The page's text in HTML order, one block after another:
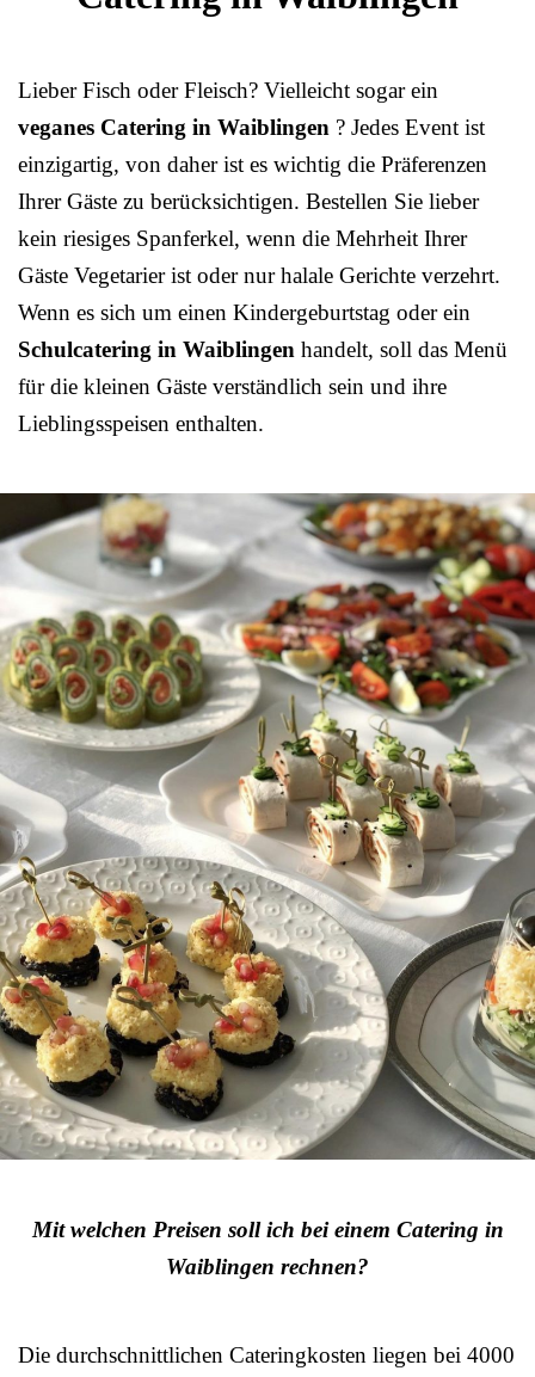
Lieber Fisch oder Fleisch? Vielleicht sogar ein
veganes Catering in Waiblingen ? Jedes Event ist
einzigartig, von daher ist es wichtig die Präferenzen
Ihrer Gäste zu berücksichtigen. Bestellen Sie lieber
kein riesiges Spanferkel, wenn die Mehrheit Ihrer
Gäste Vegetarier ist oder nur halale Gerichte verzehrt.
Wenn es sich um einen Kindergeburtstag oder ein
Schulcatering in Waiblingen handelt, soll das Menü
für die kleinen Gäste verständlich sein und ihre
Lieblingsspeisen enthalten.
Mit welchen Preisen soll ich bei einem Catering in
Waiblingen rechnen?
Die durchschnittlichen Cateringkosten liegen bei 4000